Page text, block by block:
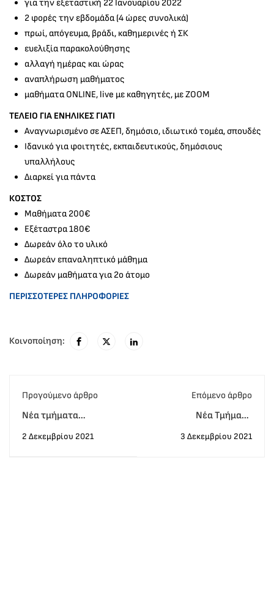
για την εξεταστική 22 Ιανουαρίου 2022
2 φορές την εβδομάδα (4 ώρες συνολικά)
πρωί, απόγευμα, βράδι, καθημερινές ή ΣΚ
ευελιξία παρακολούθησης
αλλαγή ημέρας και ώρας
αναπλήρωση μαθήματος
μαθήματα ONLINE, live με καθηγητές, με ΖΟΟΜ
ΤΕΛΕΙΟ ΓΙΑ ΕΝΗΛΙΚΕΣ ΓΙΑΤΙ
Αναγνωρισμένο σε ΑΣΕΠ, δημόσιο, ιδιωτικό τομέα, σπουδές
Ιδανικό για φοιτητές, εκπαιδευτικούς, δημόσιους
υπαλλήλους
Διαρκεί για πάντα
ΚΟΣΤΟΣ
Μαθήματα 200€
Εξέταστρα 180€
Δωρεάν όλο το υλικό
Δωρεάν επαναληπτικό μάθημα
Δωρεάν μαθήματα για 2ο άτομο
ΠΕΡΙΣΣΟΤΕΡΕΣ ΠΛΗΡΟΦΟΡΙΕΣ
Κοινοποίηση:
Προγούμενο άρθρο
Νέα τμήματα
Δεκεμβρίου | 1 ή 2
2 Δεκεμβρίου 2021
Eπόμενο άρθρο
Νέα Τμήματα
ESOL Δεκεμβρίου |
3 Δεκεμβρίου 2021